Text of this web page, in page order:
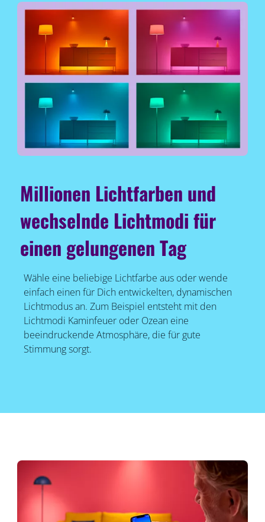
Millionen Lichtfarben und
wechselnde Lichtmodi für
einen gelungenen Tag
Wähle eine beliebige Lichtfarbe aus oder wende
einfach einen für Dich entwickelten, dynamischen
Lichtmodus an. Zum Beispiel entsteht mit den
Lichtmodi Kaminfeuer oder Ozean eine
beeindruckende Atmosphäre, die für gute
Stimmung sorgt.